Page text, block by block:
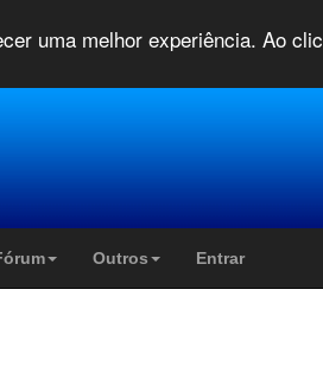
uma melhor experiência. Ao
Outros Entrar